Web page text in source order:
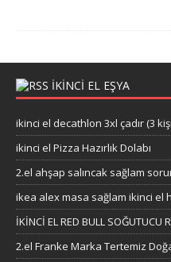
IKINCI EL EŞYA
ikinci el decathlon 3xl çadır (3
ikinci el Pizza Hazırlık Dolabı
2.el ahşap salıncak sağlam
ikea alex masa sağlam ikinci el
İKİNCİ EL RED BULL SOĞUTUCU
2.el Franke Marka Tertemiz